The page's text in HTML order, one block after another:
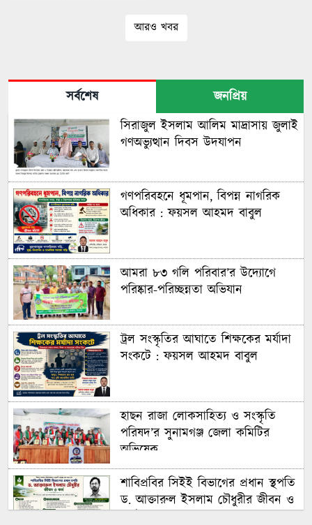
আরও খবর
সর্বশেষ
জনপ্রিয়
সিরাজুল ইসলাম আলিম মাদ্রাসায় জুলাই
গণঅভ্যুত্থান দিবস উদযাপন
গণপরিবহনে ধূমপান, বিপন্ন নাগরিক
অধিকার : ফয়সল আহমদ বাবুল
আমরা ৮৩ গলি পরিবার’র উদ্যোগে
পরিষ্কার-পরিচ্ছন্নতা অভিযান
ট্রল সংস্কৃতির আঘাতে শিক্ষকের মর্যাদা
সংকটে : ফয়সল আহমদ বাবুল
হাছন রাজা লোকসাহিত্য ও সংস্কৃতি
পরিষদ’র সুনামগঞ্জ জেলা কমিটির
অভিষেক
শাবিপ্রবির সিইই বিভাগের প্রধান স্থপতি
ড. আক্তারুল ইসলাম চৌধুরীর জীবন ও